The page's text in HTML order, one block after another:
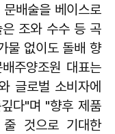
배술을 베이스로
조와 수수 등 곡
물 없이도 돌배 향
주양조원 대표는
글로벌 소비자에
다"며 "향후 제품
것으로 기대한